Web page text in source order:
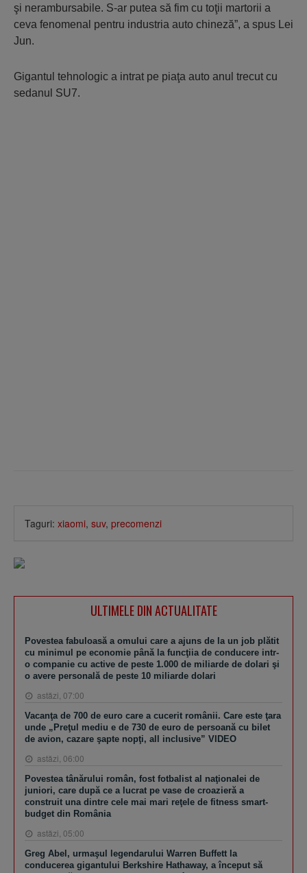
şi nerambursabile. S-ar putea să fim cu toţii martorii a
ceva fenomenal pentru industria auto chineză”, a spus Lei
Jun.
Gigantul tehnologic a intrat pe piaţa auto anul trecut cu
sedanul SU7.
Taguri: xiaomi, suv, precomenzi
ULTIMELE DIN ACTUALITATE
Povestea fabuloasă a omului care a ajuns de la un job plătit
cu minimul pe economie până la funcţiia de conducere intr-
o companie cu active de peste 1.000 de miliarde de dolari şi
o avere personală de peste 10 miliarde dolari
astăzi, 07:00
Vacanţa de 700 de euro care a cucerit românii. Care este ţara
unde „Preţul mediu e de 730 de euro de persoană cu bilet
de avion, cazare şapte nopţi, all inclusive” VIDEO
astăzi, 06:00
Povestea tânărului român, fost fotbalist al naţionalei de
juniori, care după ce a lucrat pe vase de croazieră a
construit una dintre cele mai mari reţele de fitness smart-
budget din România
astăzi, 05:00
Greg Abel, urmaşul legendarului Warren Buffett la
conducerea gigantului Berkshire Hathaway, a început să